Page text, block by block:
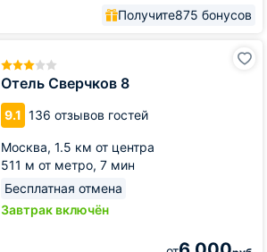
Получите875 бонусов
Отель Сверчков 8
9.1 136 отзывов гостей
Москва, 1.5 км от центра
511 м от метро, 7 мин
Бесплатная отмена
Завтрак включён